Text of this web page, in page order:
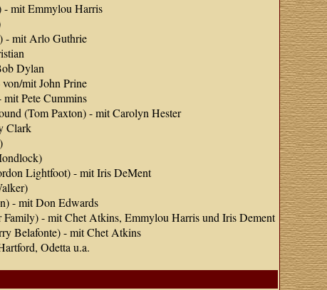
- mit Emmylou Harris
- mit Arlo Guthrie
Dylan
mit John Prine
Pete Cummins
(Tom Paxton) - mit Carolyn Hester
Clark
Lightfoot) - mit Iris DeMent
- mit Don Edwards
- mit Chet Atkins, Emmylou Harris und Iris Dement
Belafonte) - mit Chet Atkins
Odetta u.a.